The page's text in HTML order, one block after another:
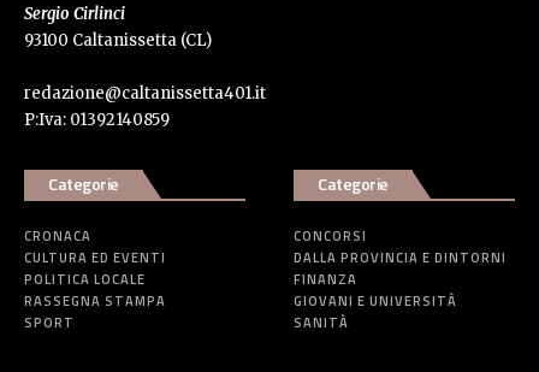
Sergio Cirlinci
93100 Caltanissetta (CL)
redazione@caltanissetta401.it
P:Iva: 01392140859
Categorie
CRONACA
CULTURA ED EVENTI
POLITICA LOCALE
RASSEGNA STAMPA
SPORT
Categorie
CONCORSI
DALLA PROVINCIA E DINTORNI
FINANZA
GIOVANI E UNIVERSITÀ
SANITÀ